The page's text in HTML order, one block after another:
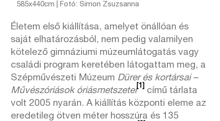
585x440cm | Fotó: Simon Zsuzsanna
Életem első kiállítása, amelyet önállóan és
saját elhatározásból, nem pedig valamilyen
kötelező gimnáziumi múzeumlátogatás vagy
családi program keretében látogattam meg, a
Szépművészeti Múzeum Dürer és kortársai –
Művészóriások óriásmetszetei
[1]
című tárlata
volt 2005 nyarán. A kiállítás központi eleme az
eredetileg ötven méter hosszúra és 135